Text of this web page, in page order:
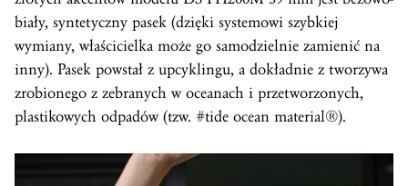
biały, syntetyczny pasek (dzięki systemowi szybkiej
wymiany, właścicielka może go samodzielnie zamienić na
inny). Pasek powstał z upcyklingu, a dokładnie z tworzywa
zrobionego z zebranych w oceanach i przetworzonych,
plastikowych odpadów (tzw. #tide ocean material®).